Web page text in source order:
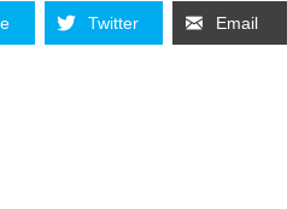
Twitter Email